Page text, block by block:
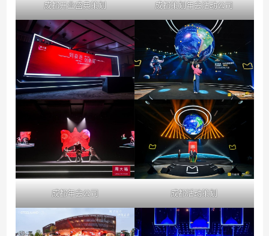
成都开业盛典策划 成都策划年会活动公司
成都年会公司 成都活动策划